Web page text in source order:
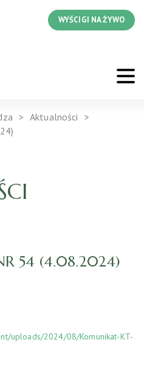
WYŚCIGI NA ŻYWO
Aktualności
54 (4.08.2024)
uploads/2024/08/Komunikat-KT-